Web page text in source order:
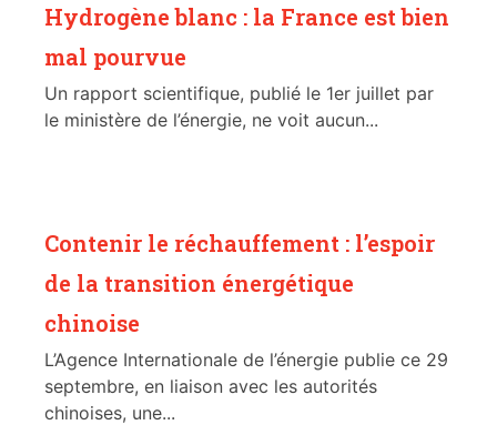
Hydrogène blanc : la France est bien
mal pourvue
Un rapport scientifique, publié le 1er juillet par
le ministère de l’énergie, ne voit aucun...
Contenir le réchauffement : l’espoir
de la transition énergétique
chinoise
L’Agence Internationale de l’énergie publie ce 29
septembre, en liaison avec les autorités
chinoises, une...